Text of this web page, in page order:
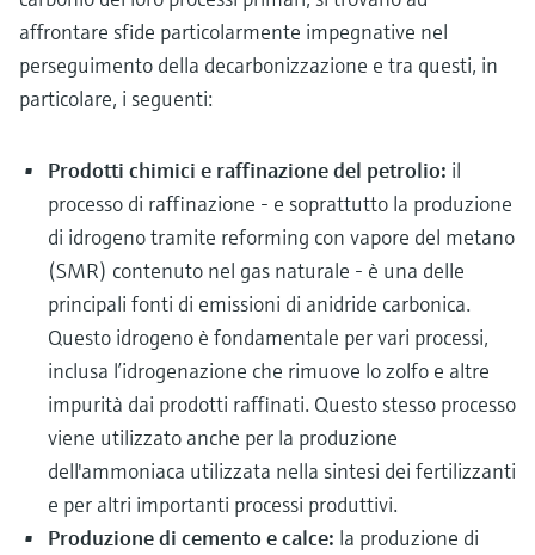
affrontare sfide particolarmente impegnative nel
perseguimento della decarbonizzazione e tra questi, in
particolare, i seguenti:
Prodotti chimici e raffinazione del petrolio: il
processo di raffinazione - e soprattutto la produzione
di idrogeno tramite reforming con vapore del metano
(SMR) contenuto nel gas naturale - è una delle
principali fonti di emissioni di anidride carbonica.
Questo idrogeno è fondamentale per vari processi,
inclusa l’idrogenazione che rimuove lo zolfo e altre
impurità dai prodotti raffinati. Questo stesso processo
viene utilizzato anche per la produzione
dell'ammoniaca utilizzata nella sintesi dei fertilizzanti
e per altri importanti processi produttivi.
Produzione di cemento e calce: la produzione di